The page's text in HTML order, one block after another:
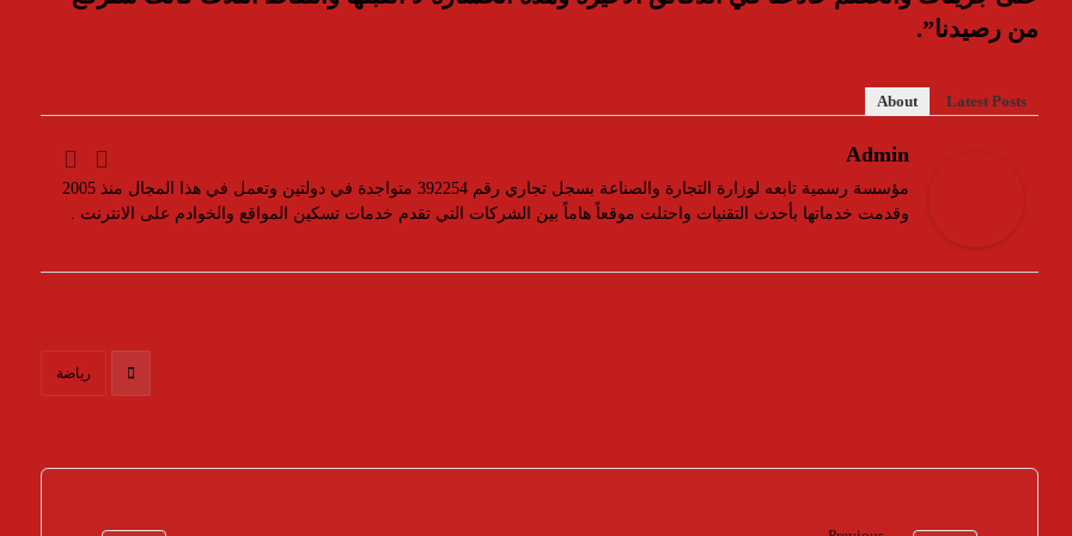
من رصيدنا”.
About Latest Posts
Admin
مؤسسة رسمية تابعه لوزارة التجارة والصناعة بسجل تجاري رقم 392254 متواجدة في دولتين وتعمل في هذا المجال منذ 2005
وقدمت خدماتها بأحدث التقنيات واحتلت موقعاً هاماً بين الشركات التي تقدم خدمات تسكين المواقع والخوادم على الانترنت .
رياضة